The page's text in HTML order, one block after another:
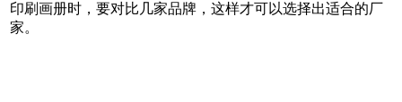
印刷画册时，要对比几家品牌，这样才可以选择出适合的厂
家。